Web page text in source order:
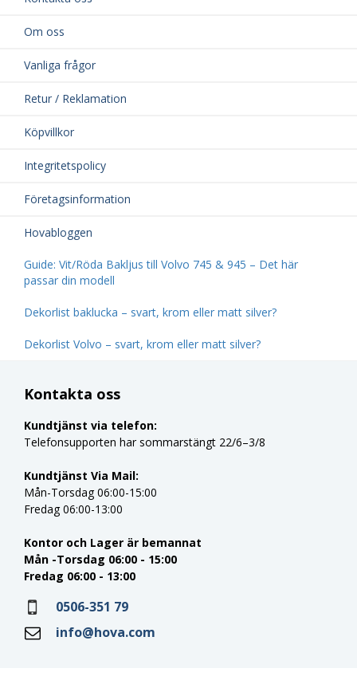
Om oss
Vanliga frågor
Retur / Reklamation
Köpvillkor
Integritetspolicy
Företagsinformation
Hovabloggen
Guide: Vit/Röda Bakljus till Volvo 745 & 945 – Det här
passar din modell
Dekorlist baklucka – svart, krom eller matt silver?
Dekorlist Volvo – svart, krom eller matt silver?
Kontakta oss
Kundtjänst via telefon:
Telefonsupporten har sommarstängt 22/6–3/8
Kundtjänst Via Mail:
Mån-Torsdag 06:00-15:00
Fredag 06:00-13:00
Kontor och Lager är bemannat
Mån -Torsdag 06:00 - 15:00
Fredag 06:00 - 13:00
0506-351 79
info@hova.com